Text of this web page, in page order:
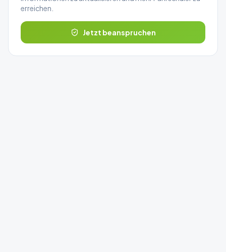
erreichen.
Jetzt beanspruchen